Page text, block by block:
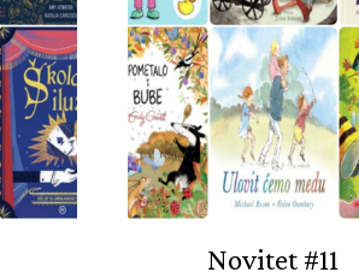
Novitet #11